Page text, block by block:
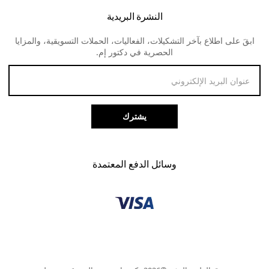
طرق الدفع
خدمة العملاء
النشرة البريدية
ابقَ على اطلاع بآخر التشكيلات، الفعاليات، الحملات التسويقية، والمزايا
الحصرية في دكتور إم.
يشترك
وسائل الدفع المعتمدة